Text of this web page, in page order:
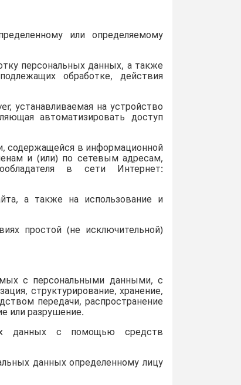
или определяемому
персональных данных, а также
обработке, действия
устанавливаемая на устройство
автоматизировать доступ
содержащейся в информационной
и (или) по сетевым адресам,
в сети Интернет:
а также на использование и
простой (не исключительной)
с персональными данными, с
структурирование, хранение,
передачи, распространение
или разрушение.
данных с помощью средств
данных определенному лицу